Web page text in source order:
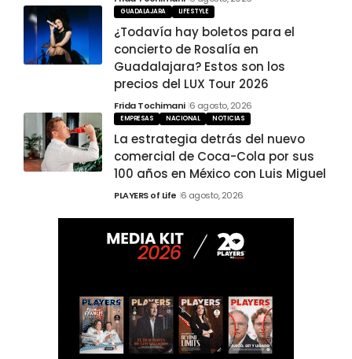
GUADALAJARA LIFESTYLE
¿Todavía hay boletos para el
concierto de Rosalía en
Guadalajara? Estos son los
precios del LUX Tour 2026
Frida Tochimani 6 agosto, 2026
EMPRESAS NACIONAL NOTICIAS
La estrategia detrás del nuevo
comercial de Coca-Cola por sus
100 años en México con Luis Miguel
PLAYERS of Life 6 agosto, 2026